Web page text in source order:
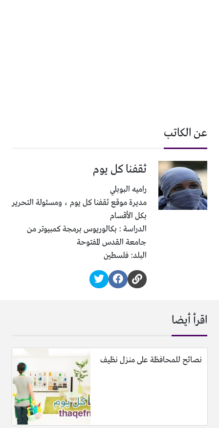
عن الكاتب
ثقفنا كل يوم
راميه البوبلي
مديرة موقع ثقفنا كل يوم ، ومسئولة التحرير
بكل الأقسام
الدراسة : بكالوريوس برمجة كمبيوتر من
جامعة القدس المفتوحة
البلد: فلسطين
اقرأ أيضا
نصائح للمحافظة على منزل نظيف